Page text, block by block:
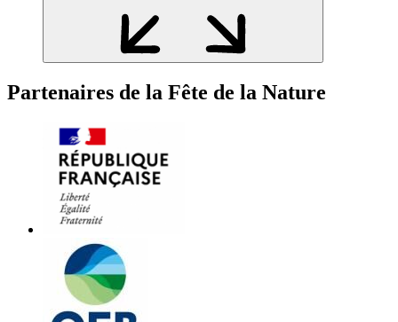
Partenaires de la Fête de la Nature